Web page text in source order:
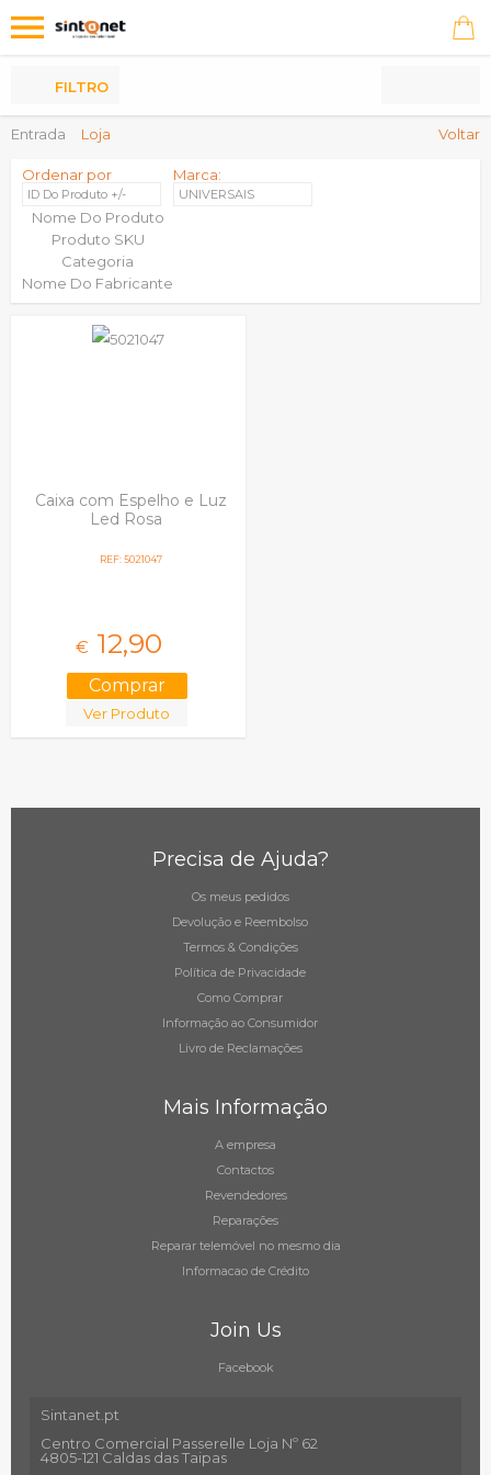
Produtos
Entrada Loja Voltar
FILTRO
Ordenar por
ID Do Produto +/-
Nome Do Produto
Produto SKU
Categoria
Nome Do Fabricante
Marca:
UNIVERSAIS
Caixa com Espelho e Luz
Led Rosa
REF: 5021047
€ 12,90
Ver Produto
Precisa de Ajuda?
Os meus pedidos
Devolução e Reembolso
Termos & Condições
Política de Privacidade
Como Comprar
Informação ao Consumidor
Livro de Reclamações
Mais Informação
A empresa
Contactos
Revendedores
Reparações
Reparar telemóvel no mesmo dia
Informacao de Crédito
Join Us
Facebook
Sintanet.pt
Centro Comercial Passerelle Loja Nº 62
4805-121 Caldas das Taipas